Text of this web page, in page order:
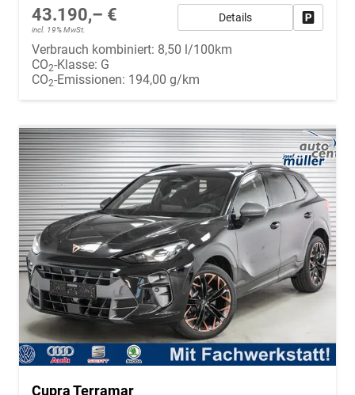
43.190,– €
incl. 19% MwSt.
Details
Verbrauch kombiniert: 8,50 l/100km
CO2-Klasse: G
CO2-Emissionen: 194,00 g/km
Cupra Terramar